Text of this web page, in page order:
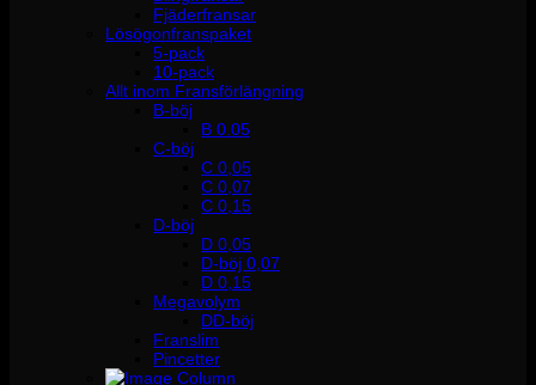
Fjäderfransar
Lösögonfranspaket
5-pack
10-pack
Allt inom Fransförlängning
B-böj
B 0.05
C-böj
C 0,05
C 0,07
C 0,15
D-böj
D 0,05
D-böj 0,07
D 0,15
Megavolym
DD-böj
Franslim
Pincetter